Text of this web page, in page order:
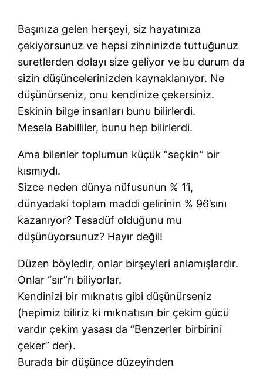
Başınıza gelen herşeyi, siz hayatınıza
çekiyorsunuz ve hepsi zihninizde tuttuğunuz
suretlerden dolayı size geliyor ve bu durum da
sizin düşüncelerinizden kaynaklanıyor. Ne
düşünürseniz, onu kendinize çekersiniz.
Eskinin bilge insanları bunu bilirlerdi.
Mesela Babilliler, bunu hep bilirlerdi.
Ama bilenler toplumun küçük “seçkin” bir
kısmıydı.
Sizce neden dünya nüfusunun % 1’i,
dünyadaki toplam maddi gelirinin % 96’sını
kazanıyor? Tesadüf olduğunu mu
düşünüyorsunuz? Hayır değil!
Düzen böyledir, onlar birşeyleri anlamışlardır.
Onlar “sır”rı biliyorlar.
Kendinizi bir mıknatıs gibi düşünürseniz
(hepimiz biliriz ki mıknatısın bir çekim gücü
vardır çekim yasası da “Benzerler birbirini
çeker” der).
Burada bir düşünce düzeyinden